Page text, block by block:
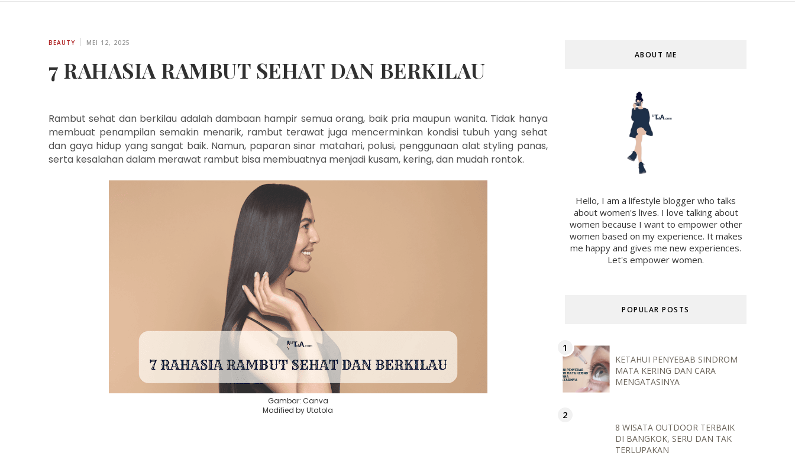
BEAUTY MEI 12, 2025
7 RAHASIA RAMBUT SEHAT DAN BERKILAU
Rambut sehat dan berkilau adalah dambaan hampir semua orang, baik pria maupun wanita. Tidak hanya
membuat penampilan semakin menarik, rambut terawat juga mencerminkan kondisi tubuh yang sehat
dan gaya hidup yang sangat baik. Namun, paparan sinar matahari, polusi, penggunaan alat styling panas,
serta kesalahan dalam merawat rambut bisa membuatnya menjadi kusam, kering, dan mudah rontok.
Gambar: Canva
Modified by Utatola
ABOUT ME
Hello, I am a lifestyle blogger who talks
about women's lives. I love talking about
women because I want to empower other
women based on my experience. It makes
me happy and gives me new experiences.
Let's empower women.
POPULAR POSTS
KETAHUI PENYEBAB SINDROM
MATA KERING DAN CARA
MENGATASINYA
8 WISATA OUTDOOR TERBAIK
DI BANGKOK, SERU DAN TAK
TERLUPAKAN